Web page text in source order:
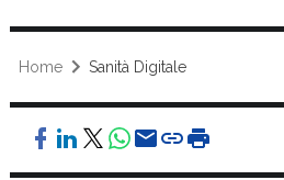
Home Sanità Digitale